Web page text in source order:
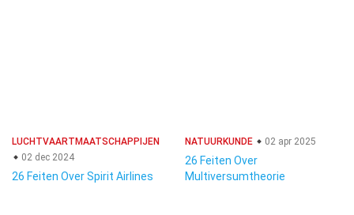
LUCHTVAARTMAATSCHAPPIJEN
02 dec 2024
26 Feiten Over Spirit Airlines
NATUURKUNDE 02 apr 2025
26 Feiten Over
Multiversumtheorie